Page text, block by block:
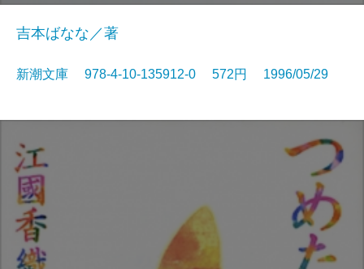
吉本ばなな／著
新潮文庫 978-4-10-135912-0 572円 1996/05/29